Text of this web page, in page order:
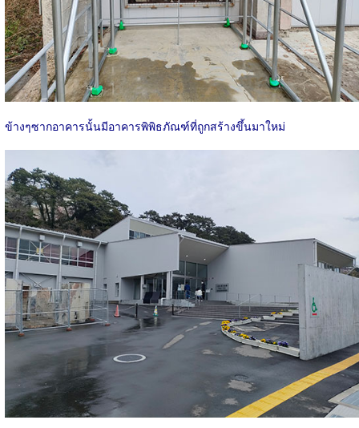
ข้างๆซากอาคารนั้นมีอาคารพิพิธภัณฑ์ที่ถูกสร้างขึ้นมาใหม่